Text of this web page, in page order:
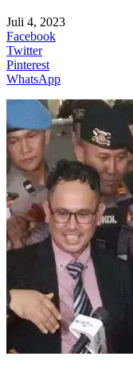
Juli 4, 2023
Facebook
Twitter
Pinterest
WhatsApp